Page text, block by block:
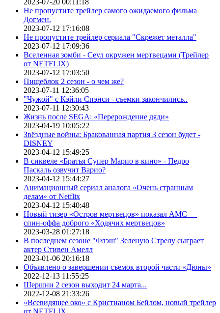
Не пропустите трейлер самого ожидаемого фильма
Догмен.
2023-07-12 17:16:08
Не пропустите трейлер сериала "Скрежет металла"
2023-07-12 17:09:36
Вселенная зомби - Сеул окружен мертвецами (Трейлер
от NETFLIX)
2023-07-12 17:03:50
Пищеблок 2 сезон - о чем же?
2023-07-11 12:36:05
"Чужой" с Кэйли Спэнси - съемки закончились..
2023-07-11 12:30:43
Жизнь после SEGA: «Перерождение дяди»
2023-04-19 10:05:22
Звёздные войны: Бракованная партия 3 сезон будет -
DISNEY
2023-04-12 15:49:25
В сиквеле «Братья Супер Марио в кино» - Педро
Паскаль озвучит Варио?
2023-04-12 15:44:27
Анимационный сериал аналога «Очень странным
делам» от Netflix
2023-04-12 15:40:48
Новый тизер «Остров мертвецов» показал АМС —
спин-оффа доброго «Ходячих мертвецов»
2023-03-28 01:27:18
В последнем сезоне "Флэш" Зеленую Стрелу сыграет
актер Стивен Амелл
2023-01-06 20:16:18
Объявлено о завершении съемок второй части «Дюны»
2022-12-13 11:55:25
Шершни 2 сезон выходит 24 марта...
2022-12-08 21:33:26
«Всевидящее око» с Кристианом Бейлом, новый трейлер
от NETFLIX